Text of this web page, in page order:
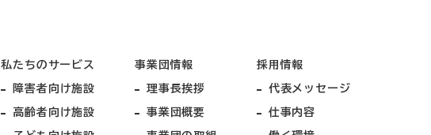
私たちのサービス
障害者向け施設
高齢者向け施設
事業団情報
理事長挨拶
事業団概要
採用情報
代表メッセージ
仕事内容